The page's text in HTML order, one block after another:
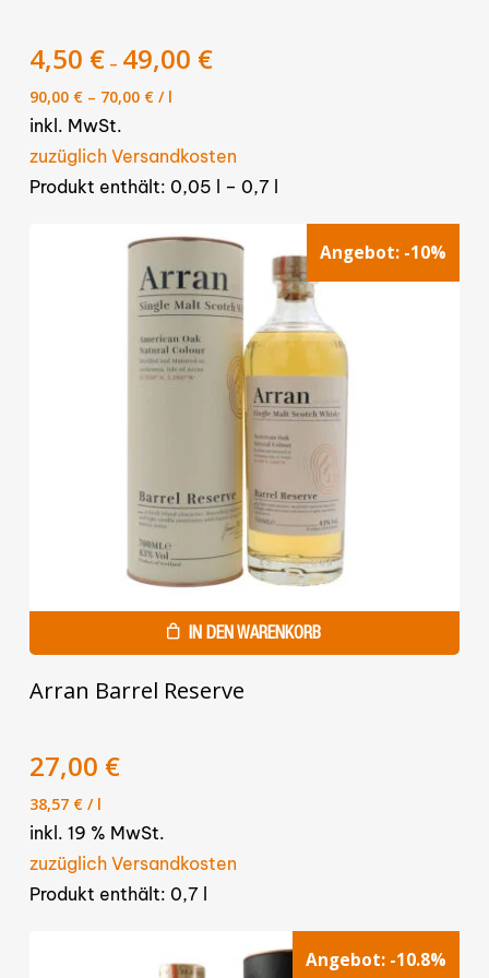
mehrere
auf.
Die
Optionen
Produktseite
4,50 € – 49,00 €
90,00 €– 70,00 €/ l
inkl. MwSt.
zuzüglich Versandkosten
Produkt enthält: 0,05
– 0,7
Angebot: -10%
IN DEN WARENKORB
Arran Barrel Reserve
Ursprünglicher
Preis
war:
29,90 €
27,00 €Aktueller
ist:
27,00 €.
38,57 €/ l
inkl. 19 % MwSt.
zuzüglich Versandkosten
Produkt enthält: 0,7 l
Angebot: -10.8%